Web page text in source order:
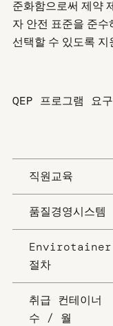
준화함으로써 제약
자 안전 표준을 준수
선택할 수 있도록 지
QEP 프로그램 요
직원교육
품질경영시스템
Envirotainer
절차
취급 컨테이너
수 / 월